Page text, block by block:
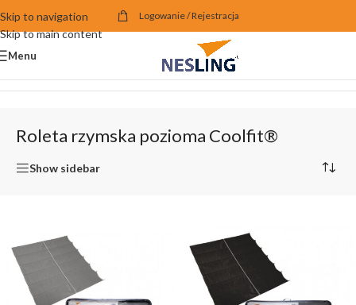
Skip to navigation
Skip to main content
Logowanie / Rejestracja
Menu
Roleta rzymska pozioma Coolfit®
Roleta rzymska pozioma Coolfit®
Show sidebar